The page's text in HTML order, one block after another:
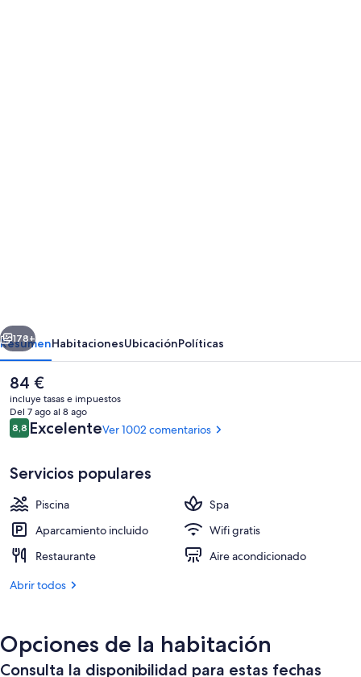
Exterior
Siguiente
178+
ResumenHabitacionesUbicaciónPolíticas
El
precio
actual
es
de
84 €
incluye tasas e impuestos
Del 7 ago al 8 ago
Comentarios
8,88,8 de 10
ExcelenteVer 1002 comentarios
Servicios populares
Piscina
Spa
Aparcamiento incluido
Wifi gratis
Restaurante
Aire acondicionado
Abrir todos
Opciones de la habitación
Consulta la disponibilidad para estas fechas